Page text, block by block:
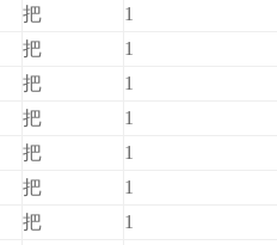
把
1
把
1
把
1
把
1
把
1
把
1
把
1